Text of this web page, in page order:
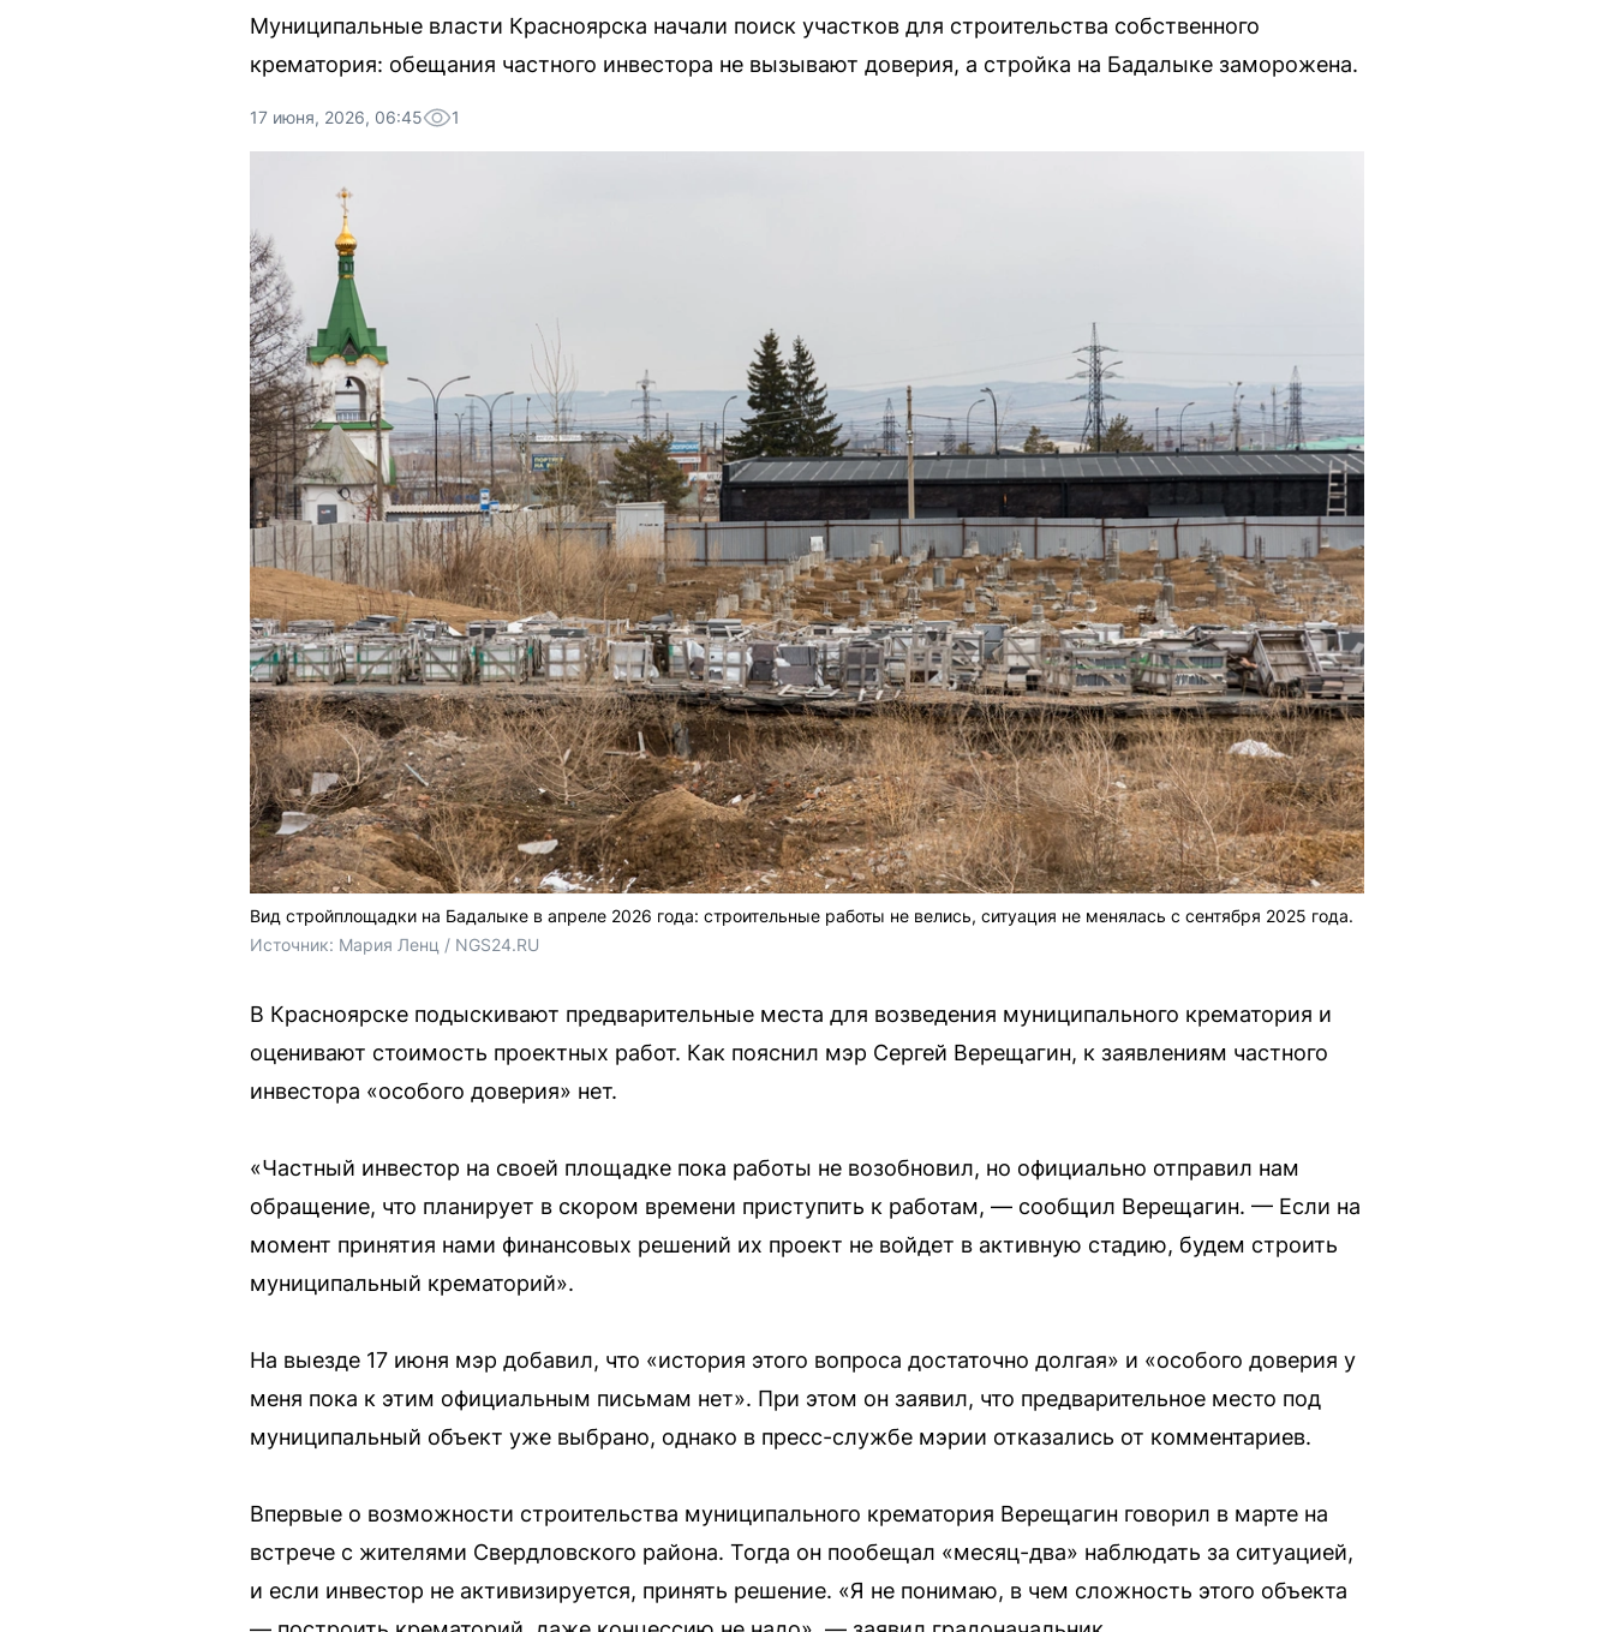
Муниципальные власти Красноярска начали поиск участков для строительства собственного
крематория: обещания частного инвестора не вызывают доверия, а стройка на Бадалыке заморожена.
17 июня, 2026, 06:45 1
Вид стройплощадки на Бадалыке в апреле 2026 года: строительные работы не велись, ситуация не менялась с сентября 2025 года.
Источник: Мария Ленц / NGS24.RU
В Красноярске подыскивают предварительные места для возведения муниципального крематория и
оценивают стоимость проектных работ. Как пояснил мэр Сергей Верещагин, к заявлениям частного
инвестора «особого доверия» нет.
«Частный инвестор на своей площадке пока работы не возобновил, но официально отправил нам
обращение, что планирует в скором времени приступить к работам, — сообщил Верещагин. — Если на
момент принятия нами финансовых решений их проект не войдет в активную стадию, будем строить
муниципальный крематорий».
На выезде 17 июня мэр добавил, что «история этого вопроса достаточно долгая» и «особого доверия у
меня пока к этим официальным письмам нет». При этом он заявил, что предварительное место под
муниципальный объект уже выбрано, однако в пресс-службе мэрии отказались от комментариев.
Впервые о возможности строительства муниципального крематория Верещагин говорил в марте на
встрече с жителями Свердловского района. Тогда он пообещал «месяц-два» наблюдать за ситуацией,
и если инвестор не активизируется, принять решение. «Я не понимаю, в чем сложность этого объекта